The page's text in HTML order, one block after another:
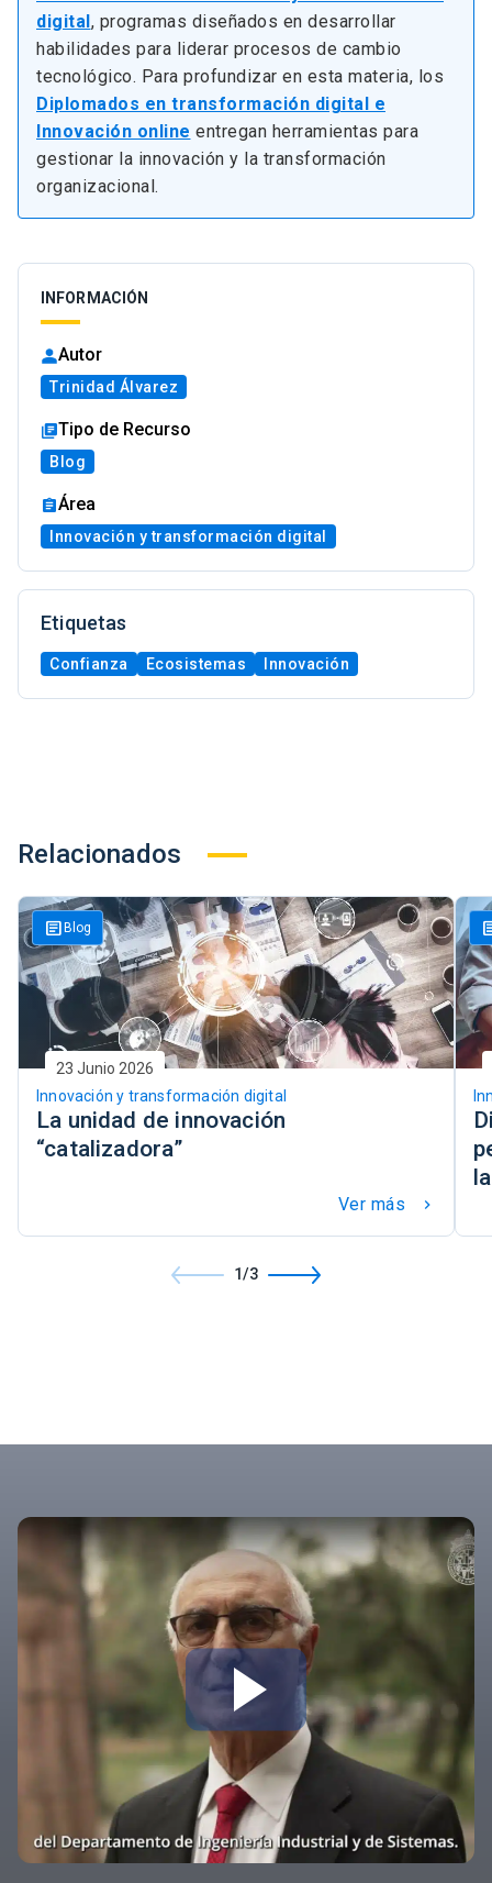
digital , programas diseñados en desarrollar
habilidades para liderar procesos de cambio
tecnológico. Para profundizar en esta materia, los
Diplomados en transformación digital e
Innovación online entregan herramientas para
gestionar la innovación y la transformación
organizacional.
INFORMACIÓN
Autor
Trinidad Álvarez
Tipo de Recurso
Blog
Área
Innovación y transformación digital
Etiquetas
Confianza Ecosistemas Innovación
Relacionados
article Blog
23 Junio 2026
Innovación y transformación digital
La unidad de innovación
“catalizadora”
Ver más keyboard_arrow_right
1/3